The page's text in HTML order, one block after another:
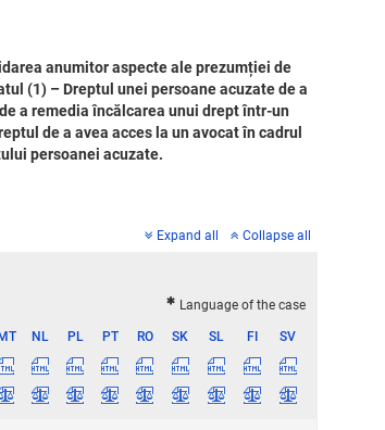
anumitor aspecte ale prezumției de
(1) – Dreptul unei persoane acuzate de a
a remedia încălcarea unui drept într‑un
de a avea acces la un avocat în cadrul
persoanei acuzate.
Expand all Collapse all
Language of the case
NL PL PT RO SK SL FI
SV